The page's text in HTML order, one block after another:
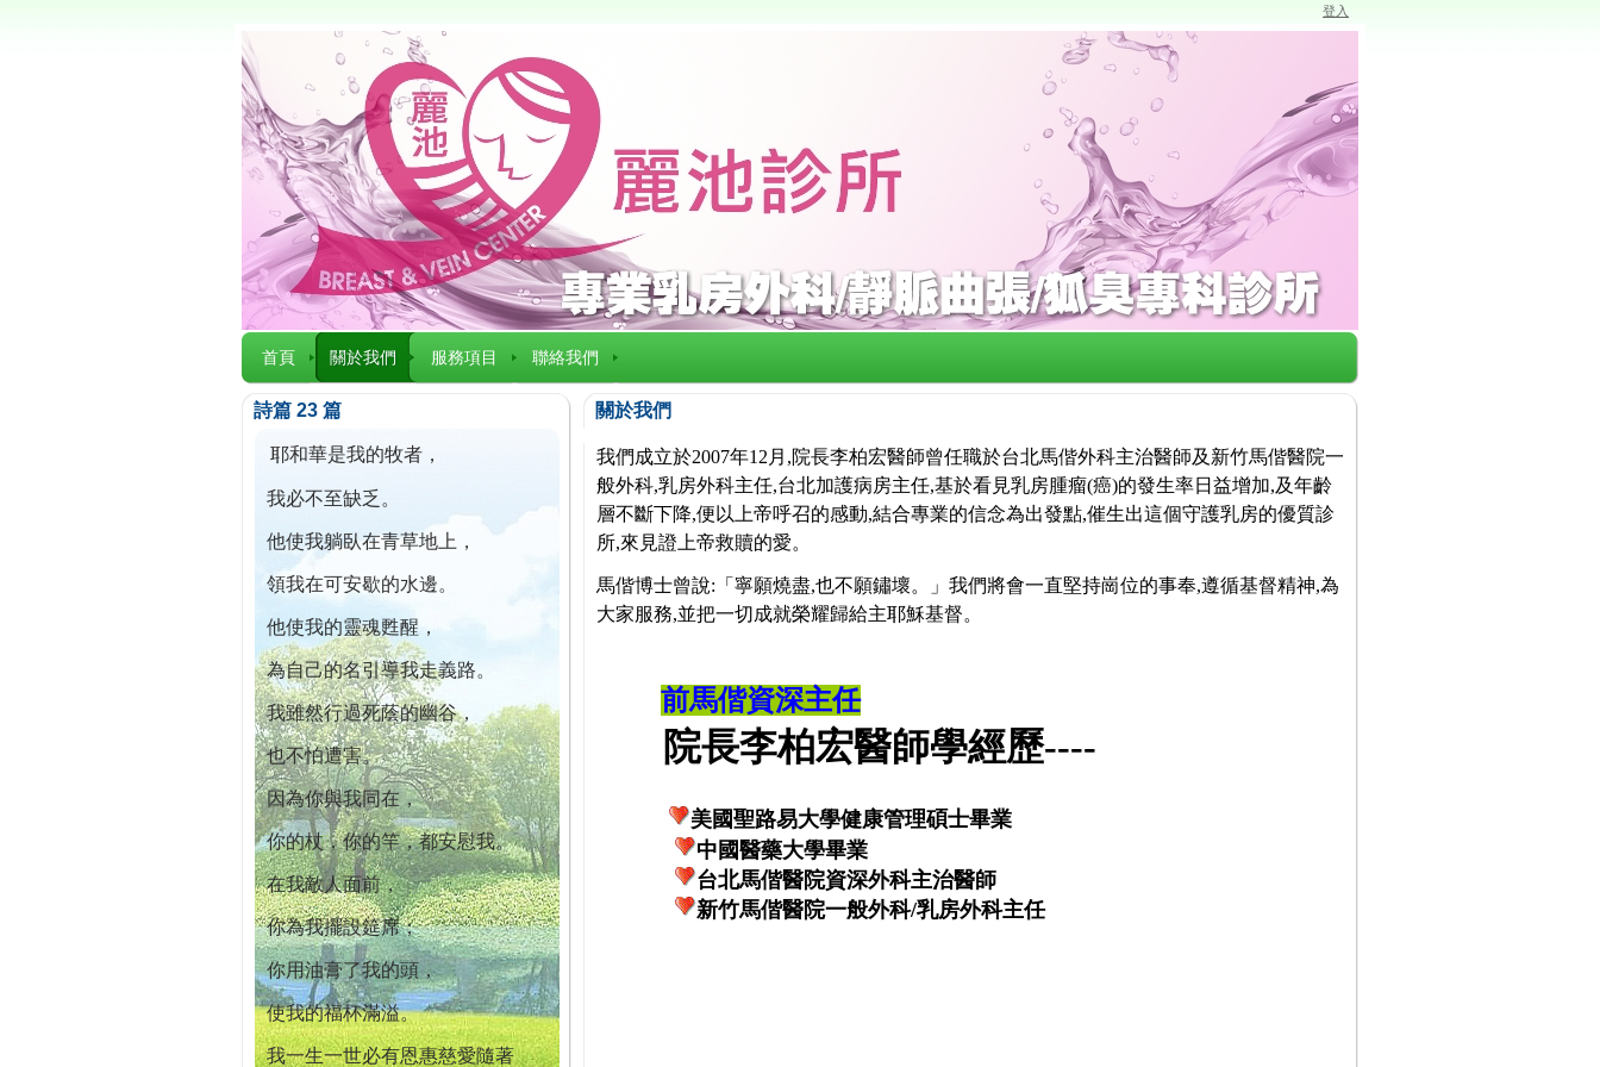
登入
首頁 關於我們 服務項目 聯絡我們
詩篇 23 篇
耶和華是我的牧者，
我必不至缺乏。
他使我躺臥在青草地上，
領我在可安歇的水邊。
他使我的靈魂甦醒，
為自己的名引導我走義路。
我雖然行過死蔭的幽谷，
也不怕遭害。
因為你與我同在，
你的杖，你的竿，都安慰我。
在我敵人面前，
你為我擺設筵席；
你用油膏了我的頭，
使我的福杯滿溢。
我一生一世必有恩惠慈愛隨著
關於我們
我們成立於2007年12月,院長李柏宏醫師曾任職於台北馬偕外科主治醫師及新竹馬偕醫院一
般外科,乳房外科主任,台北加護病房主任,基於看見乳房腫瘤(癌)的發生率日益增加,及年齡
層不斷下降,便以上帝呼召的感動,結合專業的信念為出發點,催生出這個守護乳房的優質診
所,來見證上帝救贖的愛。
馬偕博士曾說:「寧願燒盡,也不願鏽壞。」我們將會一直堅持崗位的事奉,遵循基督精神,為
大家服務,並把一切成就榮耀歸給主耶穌基督。
前馬偕資深主任
院長李柏宏醫師學經歷----
美國聖路易大學健康管理碩士畢業
中國醫藥大學畢業
台北馬偕醫院資深外科主治醫師
新竹馬偕醫院一般外科/乳房外科主任